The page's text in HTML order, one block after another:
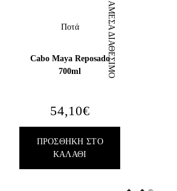
Ποτά
Cabo Maya Reposado
700ml
ΆΜΕΣΑ ΔΙΑΘΈΣΙΜΟ
54,10€
ΠΡΟΣΘΉΚΗ ΣΤΟ
ΚΑΛΆΘΙ